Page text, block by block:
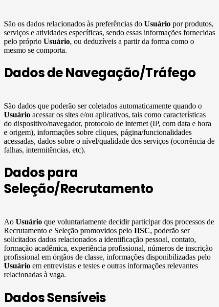
São os dados relacionados às preferências do Usuário por produtos,
serviços e atividades específicas, sendo essas informações fornecidas
pelo próprio Usuário, ou deduzíveis a partir da forma como o
mesmo se comporta.
Dados de Navegação/Tráfego
São dados que poderão ser coletados automaticamente quando o
Usuário acessar os sites e/ou aplicativos, tais como características
do dispositivo/navegador, protocolo de internet (IP, com data e hora
e origem), informações sobre cliques, página/funcionalidades
acessadas, dados sobre o nível/qualidade dos serviços (ocorrência de
falhas, intermitências, etc).
Dados para
Seleção/Recrutamento
Ao Usuário que voluntariamente decidir participar dos processos de
Recrutamento e Seleção promovidos pelo IISC, poderão ser
solicitados dados relacionados a identificação pessoal, contato,
formação acadêmica, experiência profissional, números de inscrição
profissional em órgãos de classe, informações disponibilizadas pelo
Usuário em entrevistas e testes e outras informações relevantes
relacionadas à vaga.
Dados Sensíveis